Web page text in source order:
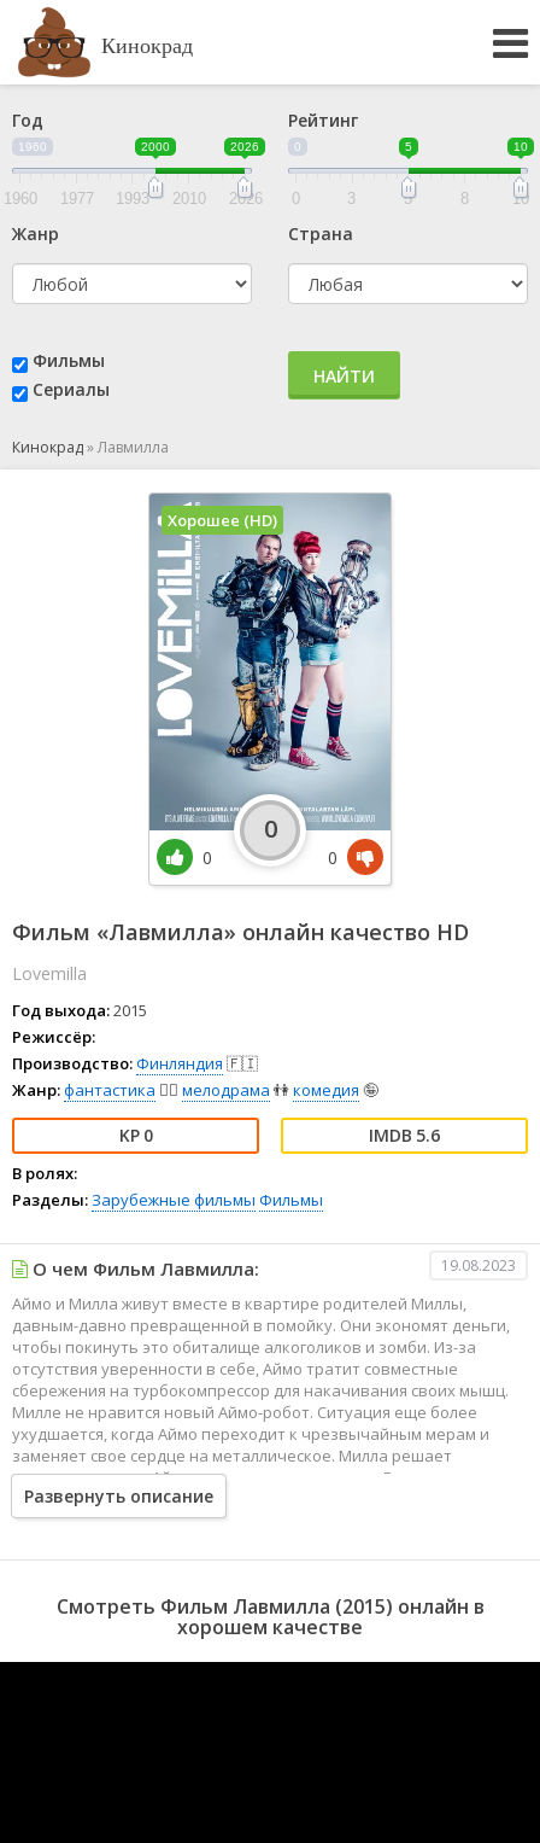
Кинокрад
Год
1960 2000 2026
1960 1977 1993 2010 2026
Рейтинг
0 5 10
0 3 5 8 10
Жанр Страна
Фильмы
Сериалы
НАЙТИ
Кинокрад»Лавмилла
Фильм «Лавмилла» онлайн качество HD
Lovemilla
Год выхода:2015
Режиссёр:
Производство:Финляндия 🇫🇮
Жанр:фантастика 🧙‍♀️ мелодрама 👫комедия 🤪
0 5.6
В ролях:
Разделы: Зарубежные фильмы Фильмы
Хорошее (HD)
0
0
0
О чем Фильм Лавмилла: 19.08.2023
Аймо и Милла живут вместе в квартире родителей Миллы,
давным-давно превращенной в помойку. Они экономят деньги,
чтобы покинуть это обиталище алкоголиков и зомби. Из-за
отсутствия уверенности в себе, Аймо тратит совместные
сбережения на турбокомпрессор для накачивания своих мышц.
Милле не нравится новый Аймо-робот. Ситуация еще более
ухудшается, когда Аймо переходит к чрезвычайным мерам и
заменяет свое сердце на металлическое. Милла решает
выкрасть из тела Аймо эту кошмарную деталь. Ведь у человека
должно быть человеческое сердце.
Развернуть описание
Смотреть Фильм Лавмилла (2015) онлайн в
хорошем качестве